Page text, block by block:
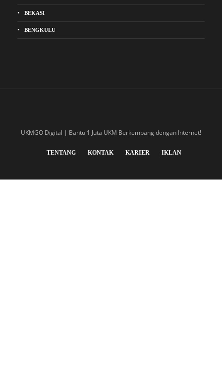
BEKASI
BENGKULU
UKMGO Digital | Bantu 1 Juta UKM Berkembang dengan Internet!
TENTANG KONTAK KARIER IKLAN